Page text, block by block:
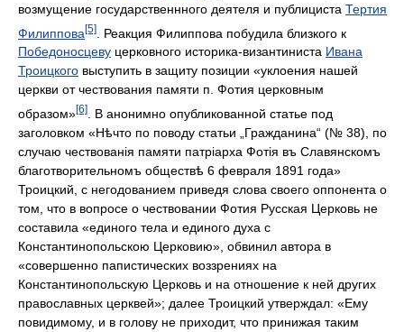
возмущение государственнного деятеля и публициста Тертия
Филиппова[5]
. Реакция Филиппова побудила близкого к
Победоносцеву церковного историка-византиниста Ивана
Троицкого выступить в защиту позиции «уклоения нашей
церкви от чествования памяти п. Фотия церковным
образом»[6]
. В анонимно опубликованной статье под
заголовком «Нѣчто по поводу статьи „Гражданина“ (№ 38), по
случаю чествованiя памяти патрiарха Фотiя въ Славянскомъ
благотворительномъ обществѣ 6 февраля 1891 года»
Троицкий, с негодованием приведя слова своего оппонента о
том, что в вопросе о чествовании Фотия Русская Церковь не
составила «единого тела и единого духа с
Константинопольскою Церковию», обвинил автора в
«совершенно папистических воззрениях на
Константинопольскую Церковь и на отношение к ней других
православных церквей»; далее Троицкий утверждал: «Ему
повидимому, и в голову не приходит, что принижая таким